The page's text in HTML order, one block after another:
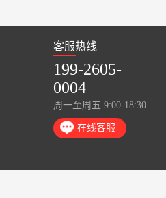
客服热线
199-2605-
0004
周一至周五 9:00-18:30
在线客服